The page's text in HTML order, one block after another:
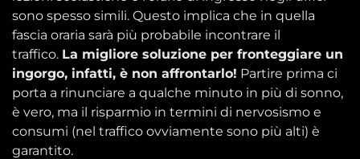
sono spesso simili. Questo implica che in quella
fascia oraria sarà più probabile incontrare il
traffico. La migliore soluzione per fronteggiare un
ingorgo, infatti, è non affrontarlo! Partire prima ci
porta a rinunciare a qualche minuto in più di sonno,
è vero, ma il risparmio in termini di nervosismo e
consumi (nel traffico ovviamente sono più alti) è
garantito.